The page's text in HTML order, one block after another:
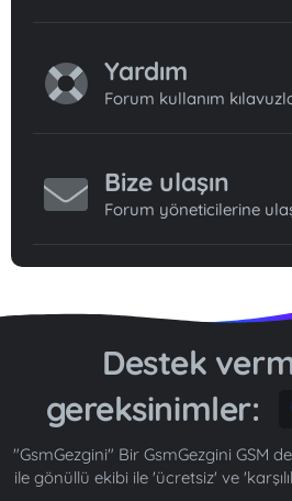
Yardım
Forum kullanım
Bize ulaşın
Forum yöneticilerine
Destek
gereksinimler:
"GsmGezgini" Bir GsmGezgini GSM
ile gönüllü ekibi ile 'ücretsiz' ve